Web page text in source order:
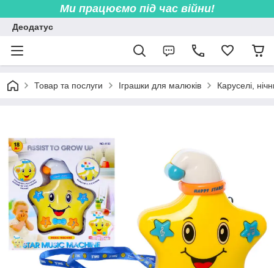
Ми працюємо під час війни!
Деодатус
Товар та послуги Іграшки для малюків Каруселі,